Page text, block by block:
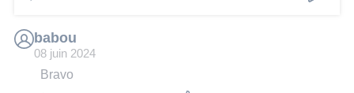
babou
08 juin 2024
Bravo